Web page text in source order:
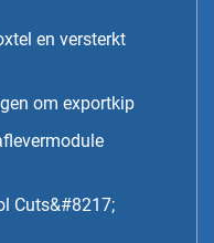
en versterkt
om exportkip
Cuts&#8217;